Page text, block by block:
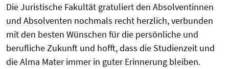
Die Juristische Fakultät gratuliert den Absolventinnen
und Absolventen nochmals recht herzlich, verbunden
mit den besten Wünschen für die persönliche und
berufliche Zukunft und hofft, dass die Studienzeit und
die Alma Mater immer in guter Erinnerung bleiben.